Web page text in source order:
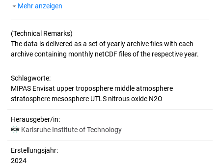
Mehr anzeigen
(Technical Remarks)
The data is delivered as a set of yearly archive files with each
Schlagworte:
MIPAS Envisat upper troposphere middle atmosphere
stratosphere mesosphere UTLS nitrous oxide N2O
Herausgeber/in:
Karlsruhe Institute of Technology
Erstellungsjahr:
2024